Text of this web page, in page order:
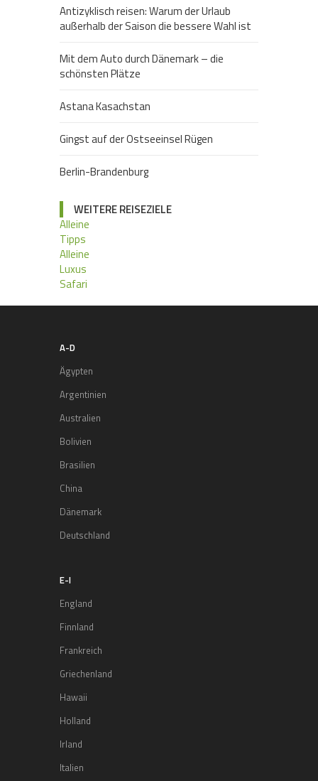
Antizyklisch reisen: Warum der Urlaub
außerhalb der Saison die bessere Wahl ist
Mit dem Auto durch Dänemark – die
schönsten Plätze
Astana Kasachstan
Gingst auf der Ostseeinsel Rügen
Berlin-Brandenburg
WEITERE REISEZIELE
Alleine
Tipps
Alleine
Luxus
Safari
A-D
Ägypten
Argentinien
Australien
Bolivien
Brasilien
China
Dänemark
Deutschland
E-I
England
Finnland
Frankreich
Griechenland
Hawaii
Holland
Irland
Italien